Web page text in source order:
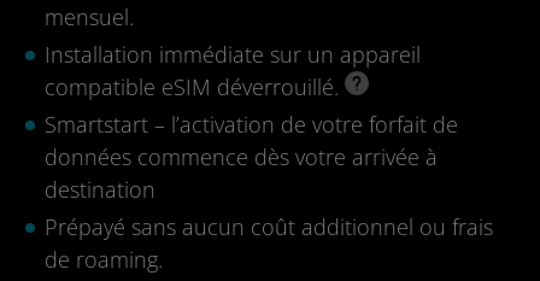
mensuel.
Installation immédiate sur un appareil
compatible eSIM déverrouillé.
Smartstart – l’activation de votre forfait de
données commence dès votre arrivée à
destination
Prépayé sans aucun coût additionnel ou frais
de roaming.